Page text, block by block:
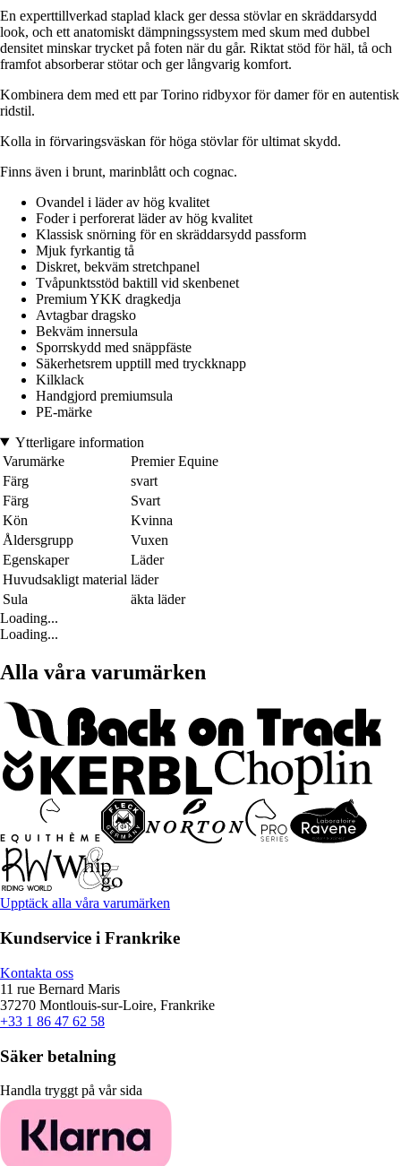
En experttillverkad staplad klack ger dessa stövlar en skräddarsydd
look, och ett anatomiskt dämpningssystem med skum med dubbel
densitet minskar trycket på foten när du går. Riktat stöd för häl, tå och
framfot absorberar stötar och ger långvarig komfort.
Kombinera dem med ett par Torino ridbyxor för damer för en autentisk
ridstil.
Kolla in förvaringsväskan för höga stövlar för ultimat skydd.
Finns även i brunt, marinblått och cognac.
Ovandel i läder av hög kvalitet
Foder i perforerat läder av hög kvalitet
Klassisk snörning för en skräddarsydd passform
Mjuk fyrkantig tå
Diskret, bekväm stretchpanel
Tvåpunktsstöd baktill vid skenbenet
Premium YKK dragkedja
Avtagbar dragsko
Bekväm innersula
Sporrskydd med snäppfäste
Säkerhetsrem upptill med tryckknapp
Kilklack
Handgjord premiumsula
PE-märke
Ytterligare information
Varumärke
Premier Equine
Färg
svart
Färg
Svart
Kön
Kvinna
Åldersgrupp
Vuxen
Egenskaper
Läder
Huvudsakligt material läder
Sula
äkta läder
Loading...
Loading...
Alla våra varumärken
Upptäck alla våra varumärken
Kundservice i Frankrike
Kontakta oss
11 rue Bernard Maris
37270 Montlouis-sur-Loire, Frankrike
+33 1 86 47 62 58
Säker betalning
Handla tryggt på vår sida